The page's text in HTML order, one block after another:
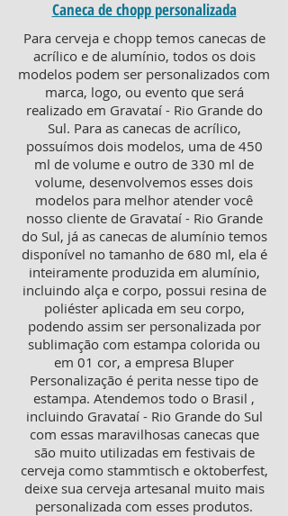
Caneca de chopp personalizada
Para cerveja e chopp temos canecas de
acrílico e de alumínio, todos os dois
modelos podem ser personalizados com
marca, logo, ou evento que será
realizado em Gravataí - Rio Grande do
Sul. Para as canecas de acrílico,
possuímos dois modelos, uma de 450
ml de volume e outro de 330 ml de
volume, desenvolvemos esses dois
modelos para melhor atender você
nosso cliente de Gravataí - Rio Grande
do Sul, já as canecas de alumínio temos
disponível no tamanho de 680 ml, ela é
inteiramente produzida em alumínio,
incluindo alça e corpo, possui resina de
poliéster aplicada em seu corpo,
podendo assim ser personalizada por
sublimação com estampa colorida ou
em 01 cor, a empresa Bluper
Personalização é perita nesse tipo de
estampa. Atendemos todo o Brasil ,
incluindo Gravataí - Rio Grande do Sul
com essas maravilhosas canecas que
são muito utilizadas em festivais de
cerveja como stammtisch e oktoberfest,
deixe sua cerveja artesanal muito mais
personalizada com esses produtos.